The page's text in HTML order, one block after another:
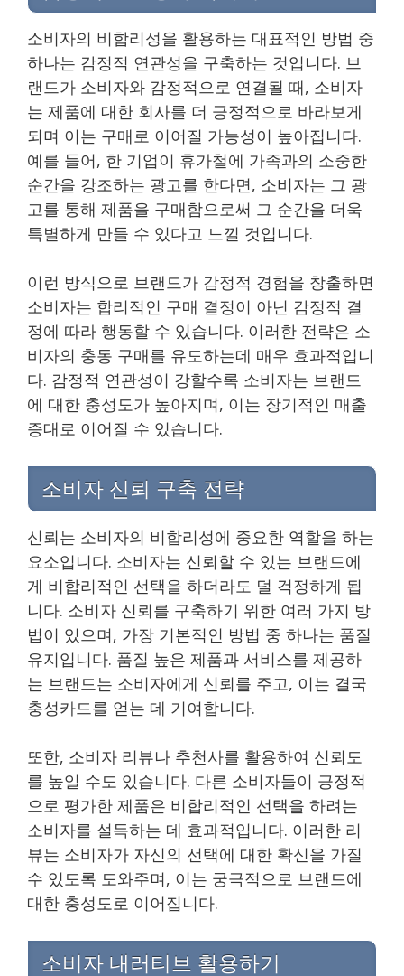
소비자의 비합리성을 활용하는 대표적인 방법 중
하나는 감정적 연관성을 구축하는 것입니다. 브
랜드가 소비자와 감정적으로 연결될 때, 소비자
는 제품에 대한 회사를 더 긍정적으로 바라보게
되며 이는 구매로 이어질 가능성이 높아집니다.
예를 들어, 한 기업이 휴가철에 가족과의 소중한
순간을 강조하는 광고를 한다면, 소비자는 그 광
고를 통해 제품을 구매함으로써 그 순간을 더욱
특별하게 만들 수 있다고 느낄 것입니다.
이런 방식으로 브랜드가 감정적 경험을 창출하면
소비자는 합리적인 구매 결정이 아닌 감정적 결
정에 따라 행동할 수 있습니다. 이러한 전략은 소
비자의 충동 구매를 유도하는데 매우 효과적입니
다. 감정적 연관성이 강할수록 소비자는 브랜드
에 대한 충성도가 높아지며, 이는 장기적인 매출
증대로 이어질 수 있습니다.
소비자 신뢰 구축 전략
신뢰는 소비자의 비합리성에 중요한 역할을 하는
요소입니다. 소비자는 신뢰할 수 있는 브랜드에
게 비합리적인 선택을 하더라도 덜 걱정하게 됩
니다. 소비자 신뢰를 구축하기 위한 여러 가지 방
법이 있으며, 가장 기본적인 방법 중 하나는 품질
유지입니다. 품질 높은 제품과 서비스를 제공하
는 브랜드는 소비자에게 신뢰를 주고, 이는 결국
충성카드를 얻는 데 기여합니다.
또한, 소비자 리뷰나 추천사를 활용하여 신뢰도
를 높일 수도 있습니다. 다른 소비자들이 긍정적
으로 평가한 제품은 비합리적인 선택을 하려는
소비자를 설득하는 데 효과적입니다. 이러한 리
뷰는 소비자가 자신의 선택에 대한 확신을 가질
수 있도록 도와주며, 이는 궁극적으로 브랜드에
대한 충성도로 이어집니다.
소비자 내러티브 활용하기